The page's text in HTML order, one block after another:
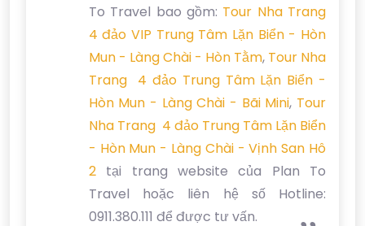
To Travel bao gồm: Tour Nha Trang
4 đảo VIP Trung Tâm Lặn Biển - Hòn
Mun - Làng Chài - Hòn Tằm,Tour Nha
Trang 4 đảo Trung Tâm Lặn Biển -
Hòn Mun - Làng Chài - Bãi Mini, Tour
Nha Trang 4 đảo Trung Tâm Lặn Biển
- Hòn Mun - Làng Chài - Vịnh San Hô
2tại trang website của Plan To
Travel hoặc liên hệ số Hotline:
0911.380.111 để được tư vấn.